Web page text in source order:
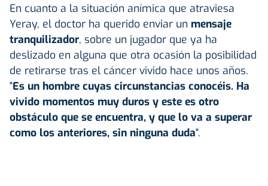
En cuanto a la situación anímica que atraviesa
Yeray, el doctor ha querido enviar un mensaje
tranquilizador, sobre un jugador que ya ha
deslizado en alguna que otra ocasión la posibilidad
de retirarse tras el cáncer vivido hace unos años.
"Es un hombre cuyas circunstancias conocéis. Ha
vivido momentos muy duros y este es otro
obstáculo que se encuentra, y que lo va a superar
como los anteriores, sin ninguna duda".